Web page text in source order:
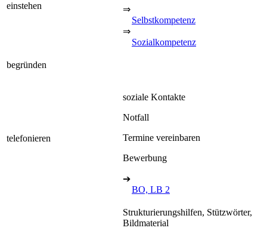
einstehen
⇒
Selbstkompetenz
⇒
Sozialkompetenz
begründen
telefonieren
soziale Kontakte
Notfall
Termine vereinbaren
Bewerbung
➔
BO, LB 2
Strukturierungshilfen, Stützwörter,
Bildmaterial